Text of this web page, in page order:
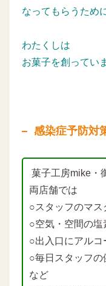
なってもらうため
わたくしは
お菓子を創ってい
感染症予防対
菓子工房mike・
両店舗では
○スタッフのマス
○空気・空間の塩
○出入口にアルコ
○毎日スタッフの
など